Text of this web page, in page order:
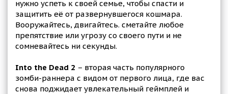
нужно успеть к своей семье, чтобы спасти и
защитить её от развернувшегося кошмара.
Вооружайтесь, двигайтесь. сметайте любое
препятствие или угрозу со своего пути и не
сомневайтесь ни секунды.
Into the Dead 2 – вторая часть популярного
зомби-раннера с видом от первого лица, где вас
снова поджидает увлекательный геймплей и